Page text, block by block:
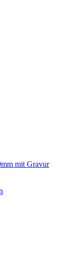
mit Gravur